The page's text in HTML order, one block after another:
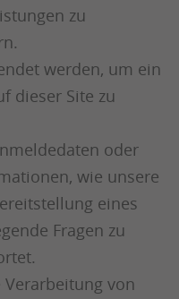
zu
werden, um ein
dieser Site zu
oder
wie unsere
eines
Fragen zu
von